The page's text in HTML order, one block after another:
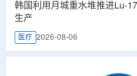
韩国利用月城重水堆推进Lu-
生产
医疗 2026-08-06